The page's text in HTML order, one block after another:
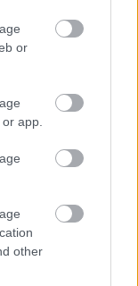
or
app.
other
négykerekű
autóinak jövőjét.